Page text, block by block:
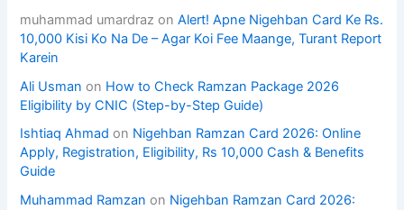
muhammad umardraz onAlert! Apne Nigehban Card Ke Rs.
10,000 Kisi Ko Na De – Agar Koi Fee Maange, Turant Report
Karein
Ali Usman on How to Check Ramzan Package 2026
Eligibility by CNIC (Step-by-Step Guide)
Ishtiaq Ahmad on Nigehban Ramzan Card 2026: Online
Apply, Registration, Eligibility, Rs 10,000 Cash & Benefits
Guide
Muhammad Ramzan on Nigehban Ramzan Card 2026: